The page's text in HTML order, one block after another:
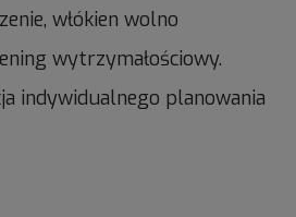
włókien wolno
wytrzymałościowy.
indywidualnego planowania